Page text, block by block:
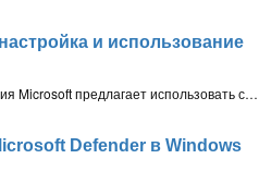
и использование
Для защиты детей на компьютерах Windows 10 компания Microsoft предлагает использовать стандартную учетную запись, которая будет управляться с помощью функции вЂќСемейная безопасностьвЂќ (Microsoft Family Safety)
Defender в Windows